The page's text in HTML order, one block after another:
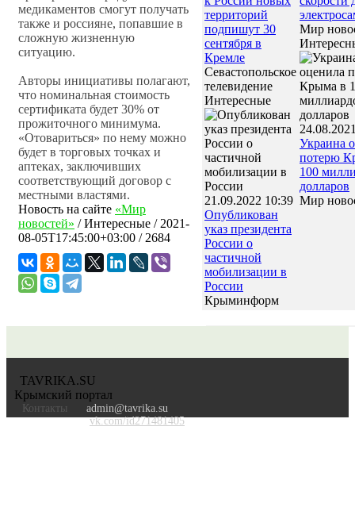
медикаментов смогут получать
также и россияне, попавшие в
сложную жизненную
ситуацию.
Авторы инициативы полагают,
что номинальная стоимость
сертификата будет 30% от
прожиточного минимума.
«Отовариться» по нему можно
будет в торговых точках и
аптеках, заключивших
соответствующий договор с
местными властями.
Новость на сайте «Мир
новостей» /Интересные / 2021-
08-05T17:45:00+03:00 / 2684
территорий
подпишут 30
сентября в
Кремле
Севастопольское
телевидение
Интересные
21.09.2022 10:39
Опубликован
указ президента
России о
частичной
мобилизации в
России
Крыминформ
Мир
Украина
потерю
100
долларов
Мир
TAVRIKA.SU
Крымский портал
Контакты
admin@tavrika.su
vk.com/id271481405